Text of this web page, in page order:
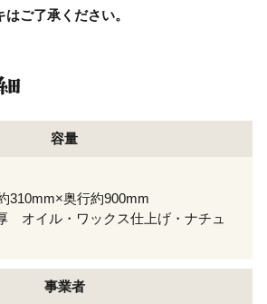
ご了承ください。
容量
310mm×奥行約900mm
オイル・ワックス仕上げ・ナチュ
事業者